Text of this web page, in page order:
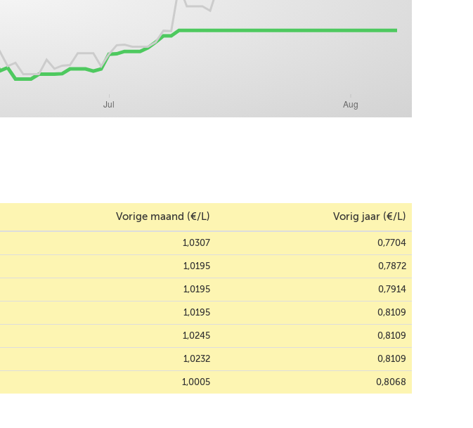
Vorige maand (€/L) Vorig jaar (€/L)
1,0307 0,7704
1,0195 0,7872
1,0195 0,7914
1,0195 0,8109
1,0245 0,8109
1,0232 0,8109
1,0005 0,8068